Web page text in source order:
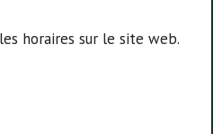
horaires sur le site web.